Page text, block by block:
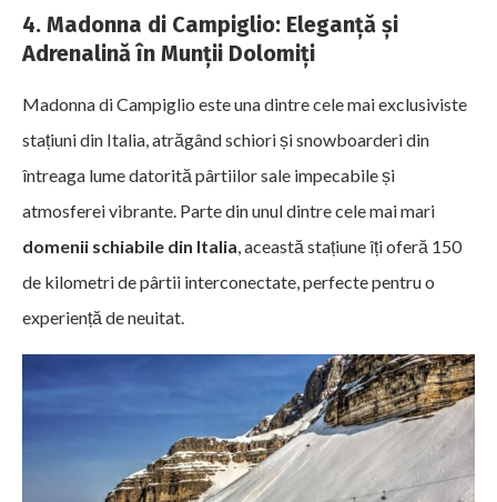
4. Madonna di Campiglio: Eleganță și
Adrenalină în Munții Dolomiți
Madonna di Campiglio este una dintre cele mai exclusiviste
stațiuni din Italia, atrăgând schiori și snowboarderi din
întreaga lume datorită pârtiilor sale impecabile și
atmosferei vibrante. Parte din unul dintre cele mai mari
domenii schiabile din Italia, această stațiune îți oferă 150
de kilometri de pârtii interconectate, perfecte pentru o
experiență de neuitat.